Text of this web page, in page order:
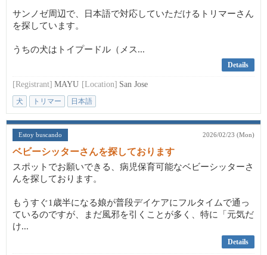
サンノゼ周辺で、日本語で対応していただけるトリマーさん
を探しています。
うちの犬はトイプードル（メス...
Details
[Registrant] MAYU [Location] San Jose
犬 トリマー 日本語
Estoy buscando 2026/02/23 (Mon)
ベビーシッターさんを探しております
スポットでお願いできる、病児保育可能なベビーシッターさ
んを探しております。
もうすぐ1歳半になる娘が普段デイケアにフルタイムで通っ
ているのですが、まだ風邪を引くことが多く、特に「元気だ
け...
Details